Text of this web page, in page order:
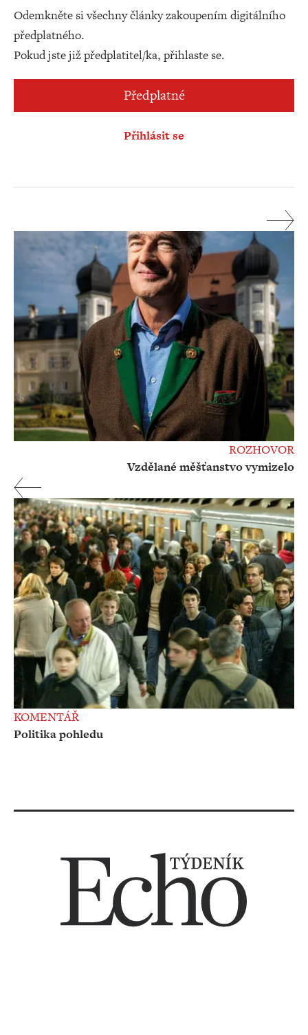
Odemkněte si všechny články zakoupením digitálního
předplatného.
Pokud jste již předplatitel/ka, přihlaste se.
Předplatné
Přihlásit se
ROZHOVOR
Vzdělané měšťanstvo vymizelo
KOMENTÁŘ
Politika pohledu